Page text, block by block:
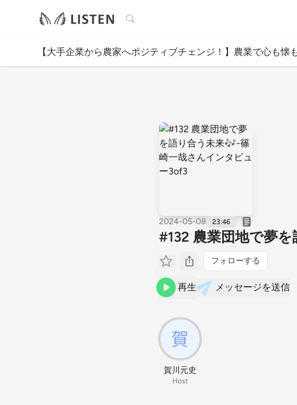
検索
【大手企業から農家へポジティブチェンジ！】農業で心も懐
2024-05-08 23:46
#132 農業団地で夢
フォローする
再生 メッセージを送信
賀川元史
Host